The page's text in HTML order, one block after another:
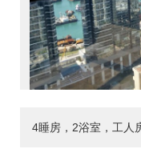
4睡房，2浴室，工人